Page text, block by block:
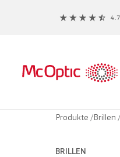
Produkte /Brillen /
BRILLEN